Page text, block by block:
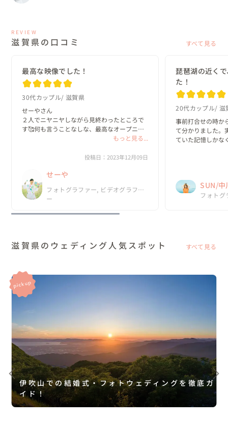
REVIEW
滋賀県の口コミ すべて見る
最高な映像でした！
30代カップル 滋賀県
せーやさん
２人でニヤニヤしながら見終わったところで
す🥰何も言うことなしな、最高なオープニン
もっと見る...
投稿日：2023年12月09日
せーや
フォトグラファー, ビデオグラファ
ー
琵琶湖の近く
た！
20代カップル 滋
事前打合せの時か
て分かりました。
ていた記憶しかな
SUN/中
フォトグ
滋賀県のウェディング人気スポット すべて見る
伊吹山での結婚式・フォトウェディングを徹底ガ
イド！